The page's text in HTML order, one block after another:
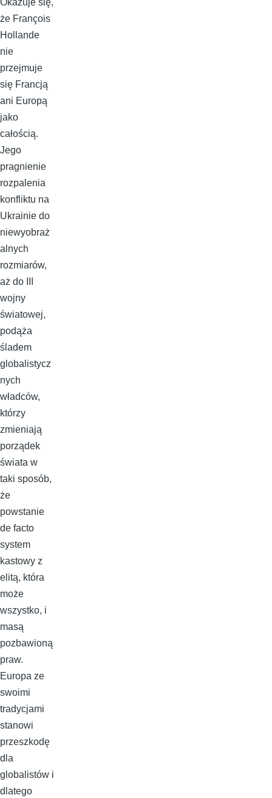
Okazuje się,
że François
Hollande
nie
przejmuje
się Francją
ani Europą
jako
całością.
Jego
pragnienie
rozpalenia
konfliktu na
Ukrainie do
niewyobraż
alnych
rozmiarów,
aż do III
wojny
światowej,
podąża
śladem
globalistycz
nych
władców,
którzy
zmieniają
porządek
świata w
taki sposób,
że
powstanie
de facto
system
kastowy z
elitą, która
może
wszystko, i
masą
pozbawioną
praw.
Europa ze
swoimi
tradycjami
stanowi
przeszkodę
dla
globalistów i
dlatego